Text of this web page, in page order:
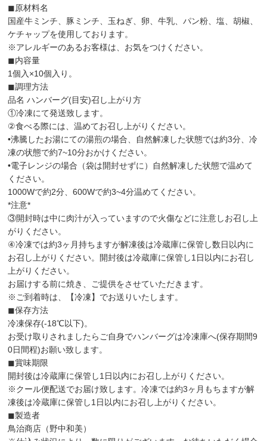
◼︎原材料名
国産牛ミンチ、豚ミンチ、玉ねぎ、卵、牛乳、パン粉、塩、胡椒、
ケチャップを使用しております。
※アレルギーのあるお客様は、お気をつけください。
◼︎内容量
1個入×10個入り。
◼︎調理方法
品名 ハンバーグ(目安)召し上がり方
①冷凍にて発送致します。
②食べる際には、温めてお召し上がりください。
•沸騰したお湯にての湯煎の場合、自然解凍した状態では約3分、冷
凍の状態で約7~10分おかけください。
•電子レンジの場合（袋は開封せずに）自然解凍した状態で温めて
ください。
1000Wで約2分、600Wで約3~4分温めてください。
*注意*
③開封時は中に肉汁が入っていますので火傷などに注意しお召し上
がりください。
④冷凍では約3ヶ月持ちますが解凍後は冷蔵庫に保管し数日以内に
お召し上がりください。開封後は冷蔵庫に保管し1日以内にお召し
上がりください。
お届けする前に焼き、ご提供をさせていただきます。
※ご到着時は、【冷凍】でお送りいたします。
◼︎保存方法
冷凍保存(-18℃以下)。
お受け取りされましたらご自身でハンバーグは冷凍庫へ(保存期間9
0日間程)お願い致します。
◼︎賞味期限
開封後は冷蔵庫に保管し1日以内にお召し上がりください。
※クール便配送でお届け致します。冷凍では約3ヶ月もちますが解
凍後は冷蔵庫に保管し1日以内にお召し上がりください。
◼︎製造者
鳥治商店（野中和美）